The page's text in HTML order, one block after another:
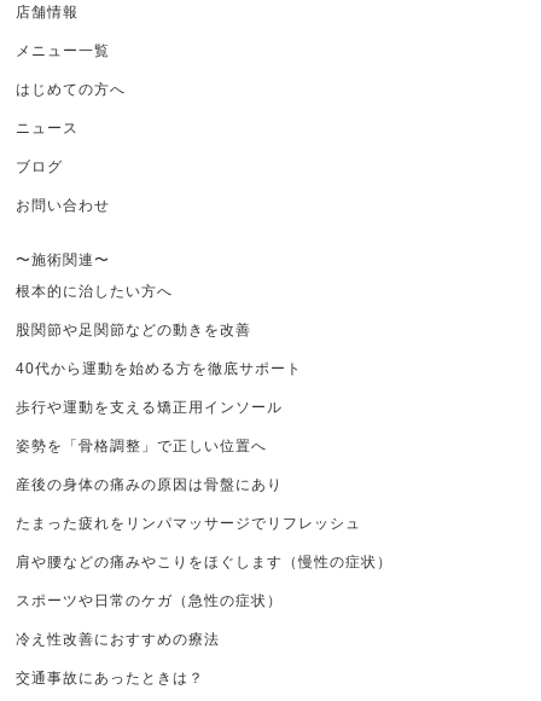
店舗情報
メニュー一覧
はじめての方へ
ニュース
ブログ
お問い合わせ
〜施術関連〜
根本的に治したい方へ
股関節や足関節などの動きを改善
40代から運動を始める方を徹底サポート
歩行や運動を支える矯正用インソール
姿勢を「骨格調整」で正しい位置へ
産後の身体の痛みの原因は骨盤にあり
たまった疲れをリンパマッサージでリフレッシュ
肩や腰などの痛みやこりをほぐします（慢性の症状）
スポーツや日常のケガ（急性の症状）
冷え性改善におすすめの療法
交通事故にあったときは？